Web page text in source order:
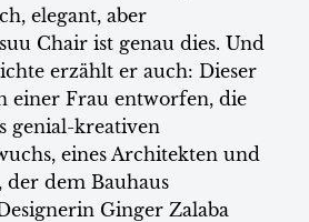
elegant, aber
Chair ist genau dies. Und
erzählt er auch: Dieser
einer Frau entworfen, die
genial-kreativen
eines Architekten und
der dem Bauhaus
Ginger Zalaba